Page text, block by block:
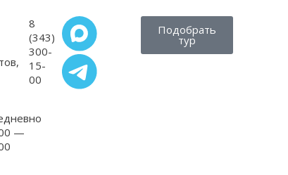
8
(343)
300-
15-
00
—
Подобрать
тур